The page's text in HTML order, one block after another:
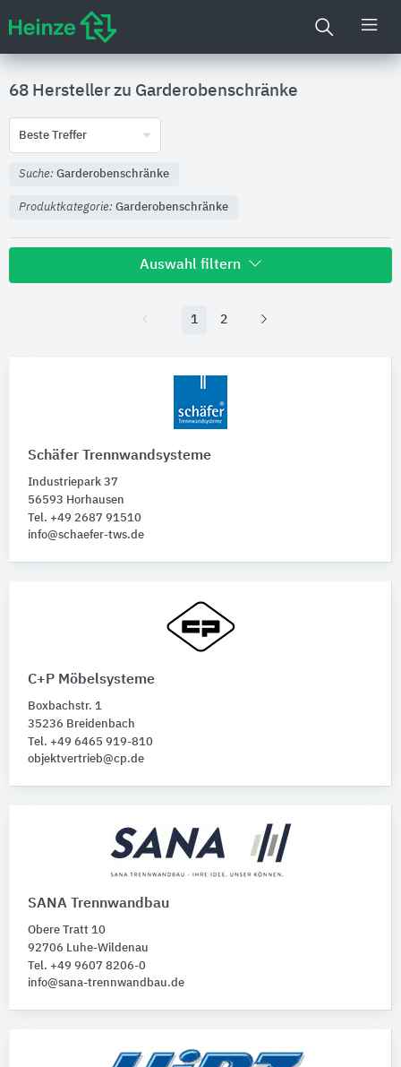
68 Hersteller zu Garderobenschränke
Beste Treffer
Suche: Garderobenschränke
Produktkategorie: Garderobenschränke
Auswahl filtern
1 2
Schäfer Trennwandsysteme
Industriepark 37
56593 Horhausen
Tel. +49 2687 91510
info@schaefer-tws.de
C+P Möbelsysteme
Boxbachstr. 1
35236 Breidenbach
Tel. +49 6465 919-810
objektvertrieb@cp.de
SANA Trennwandbau
Obere Tratt 10
92706 Luhe-Wildenau
Tel. +49 9607 8206-0
info@sana-trennwandbau.de